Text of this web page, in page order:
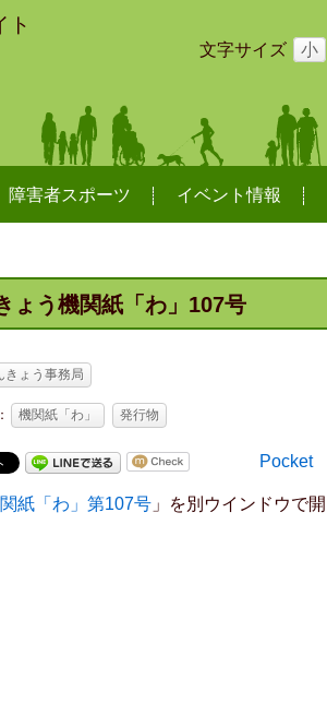
ト
文字サイズ 小
障害者スポーツ イベント情報
ょう機関紙「わ」107号
きょう事務局
機関紙「わ」 発行物
Pocket
紙「わ」第107号 」を別ウインドウで開